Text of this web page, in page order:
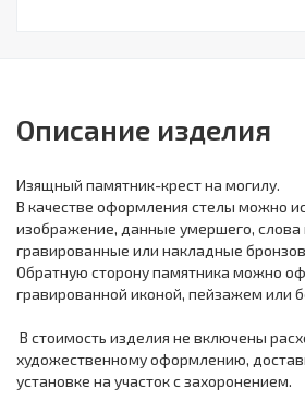
Описание изделия
Изящный памятник-крест на могилу.
В качестве оформления стелы можно
изображение, данные умершего, слова
гравированные или накладные
Обратную сторону памятника можно
гравированной иконой, пейзажем или
В стоимость изделия не включены
художественному оформлению,
установке на участок с захоронением.